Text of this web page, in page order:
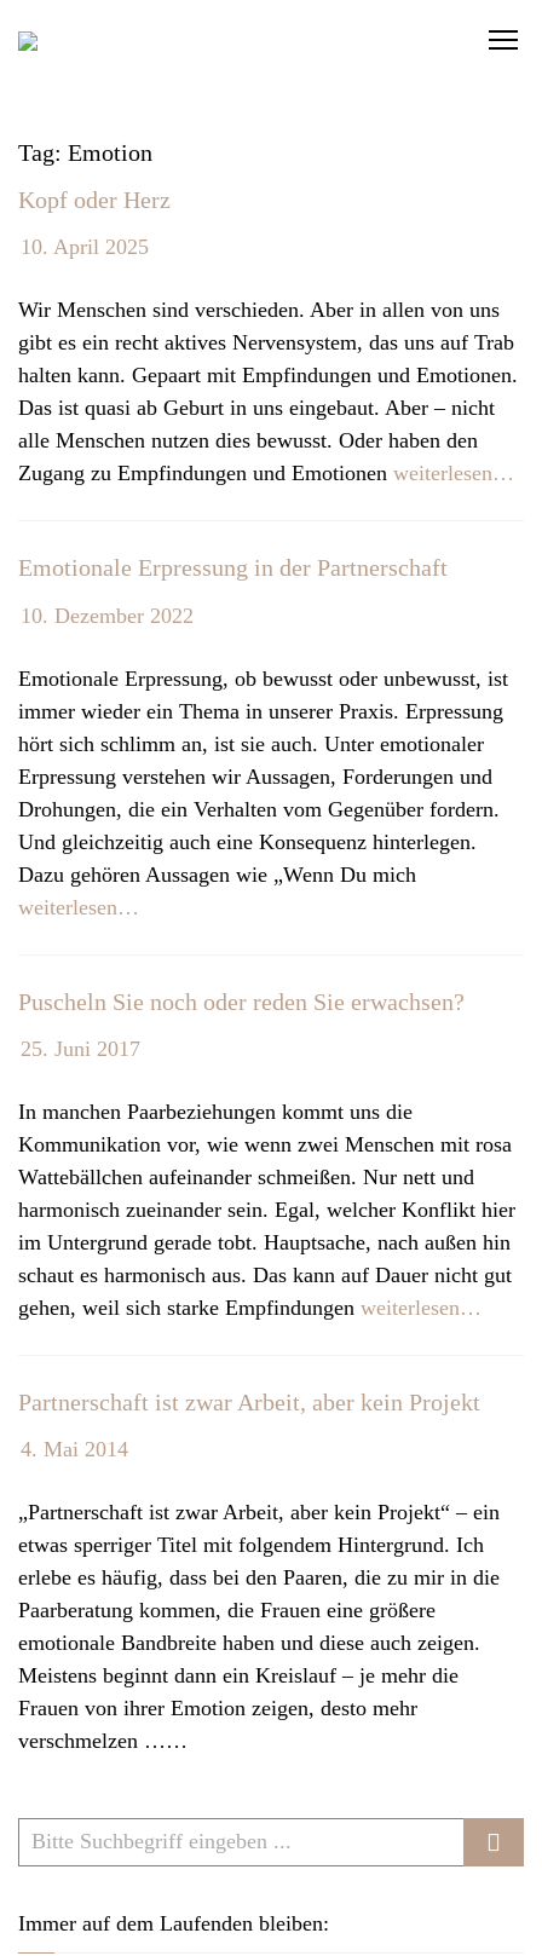
C
i
e
w
t
Tag: Emotion
Kopf oder Herz
10. April 2025
Wir Menschen sind verschieden. Aber in allen von uns
gibt es ein recht aktives Nervensystem, das uns auf Trab
halten kann. Gepaart mit Empfindungen und Emotionen.
Das ist quasi ab Geburt in uns eingebaut. Aber – nicht
alle Menschen nutzen dies bewusst. Oder haben den
Zugang zu Empfindungen und Emotionen weiterlesen…
Emotionale Erpressung in der Partnerschaft
10. Dezember 2022
Emotionale Erpressung, ob bewusst oder unbewusst, ist
immer wieder ein Thema in unserer Praxis. Erpressung
hört sich schlimm an, ist sie auch. Unter emotionaler
Erpressung verstehen wir Aussagen, Forderungen und
Drohungen, die ein Verhalten vom Gegenüber fordern.
Und gleichzeitig auch eine Konsequenz hinterlegen.
Dazu gehören Aussagen wie „Wenn Du mich
weiterlesen…
Puscheln Sie noch oder reden Sie erwachsen?
25. Juni 2017
In manchen Paarbeziehungen kommt uns die
Kommunikation vor, wie wenn zwei Menschen mit rosa
Wattebällchen aufeinander schmeißen. Nur nett und
harmonisch zueinander sein. Egal, welcher Konflikt hier
im Untergrund gerade tobt. Hauptsache, nach außen hin
schaut es harmonisch aus. Das kann auf Dauer nicht gut
gehen, weil sich starke Empfindungen weiterlesen…
Partnerschaft ist zwar Arbeit, aber kein Projekt
4. Mai 2014
„Partnerschaft ist zwar Arbeit, aber kein Projekt“ – ein
etwas sperriger Titel mit folgendem Hintergrund. Ich
erlebe es häufig, dass bei den Paaren, die zu mir in die
Paarberatung kommen, die Frauen eine größere
emotionale Bandbreite haben und diese auch zeigen.
Meistens beginnt dann ein Kreislauf – je mehr die
Frauen von ihrer Emotion zeigen, desto mehr
verschmelzen ……
Immer auf dem Laufenden bleiben: